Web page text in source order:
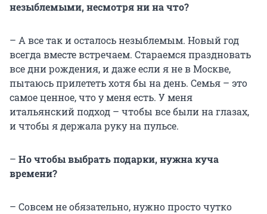
незыблемыми, несмотря ни на что?
– А все так и осталось незыблемым. Новый год
всегда вместе встречаем. Стараемся праздновать
все дни рождения, и даже если я не в Москве,
пытаюсь прилететь хотя бы на день. Семья – это
самое ценное, что у меня есть. У меня
итальянский подход – чтобы все были на глазах,
и чтобы я держала руку на пульсе.
– Но чтобы выбрать подарки, нужна куча
времени?
– Совсем не обязательно, нужно просто чутко